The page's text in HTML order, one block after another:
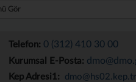
Gör
Telefon: 0 (312) 410 30 00
Kurumsal E-Posta:
Kep Adresi1: dmo@hs02.kep.tr